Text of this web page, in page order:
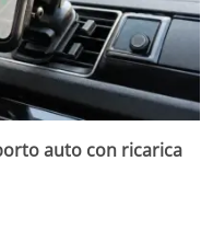
auto con ricarica